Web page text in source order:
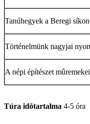
Tanúhegyek a Beregi síkon
Történelmünk nagyjai
A népi építészet mûremekei
Túra idõtartalma 4-5 óra